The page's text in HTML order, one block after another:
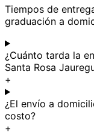
Tiempos de
graduación a
¿Cuánto tarda la
Santa Rosa
+
¿El envío a
costo?
+